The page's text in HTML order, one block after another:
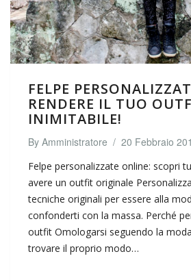
FELPE
RENDERE IL TUO
INIMITABILE!
By Amministratore / 20 Febbraio
Felpe personalizzate online: scopri
avere un outfit originale
tecniche originali per essere alla
confonderti con la massa. Perché
outfit Omologarsi seguendo la
trovare il proprio modo…